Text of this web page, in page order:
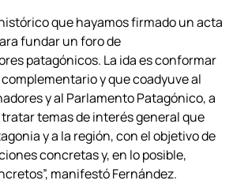
que hayamos firmado un acta
fundar un foro de
patagónicos. La ida es conformar
y que coadyuve al
y al Parlamento Patagónico, a
temas de interés general que
y a la región, con el objetivo de
concretas y, en lo posible,
manifestó Fernández.